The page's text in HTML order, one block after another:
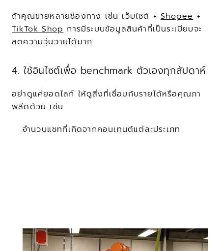
ถ้าคุณขายหลายช่องทาง เช่น เว็บไซต์ + Shopee
TikTok Shop การมีระบบข้อมูลสินค้าที่เป็นระเบียบจะ
ลดความวุ่นวายได้มาก
4. ใช้อินไซต์เพื่อ benchmark ตัวเองทุกสัปดาห์
อย่าดูแค่ยอดไลก์ ให้ดูสิ่งที่เชื่อมกับรายได้หรือคุณภา
พลีดด้วย เช่น
จำนวนแชทที่เกิดจากคอนเทนต์แต่ละประเภท